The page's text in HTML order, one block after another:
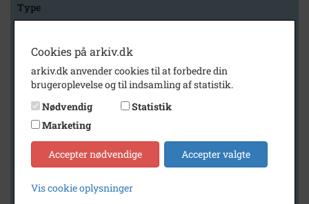
Type
Arkiv
Vejrup Sognearkiv
Generelt
Cookies på arkiv.dk
arkiv.dk anvender cookies til at forbedre din
brugeroplevelse og til indsamling af statistik.
Nødvendig
Statistik
Marketing
Accepter nødvendige Accepter valgte
Vis cookie oplysninger